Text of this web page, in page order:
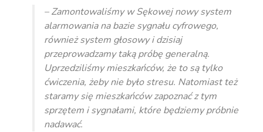
dźwiękowych– Zamontowaliśmy w Sękowej nowy system
alarmowania na bazie sygnału cyfrowego,
również system głosowy i dzisiaj
przeprowadzamy taką próbę generalną.
Uprzedziliśmy mieszkańców, że to są tylko
ćwiczenia, żeby nie było stresu. Natomiast też
staramy się mieszkańców zapoznać z tym
sprzętem i sygnałami, które będziemy próbnie
nadawać.